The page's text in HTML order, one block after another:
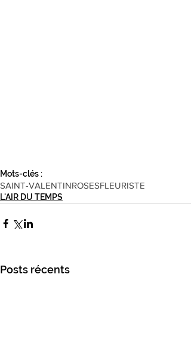
Mots-clés :
SAINT-VALENTINROSESFLEURISTE
L'AIR DU TEMPS
Posts récents